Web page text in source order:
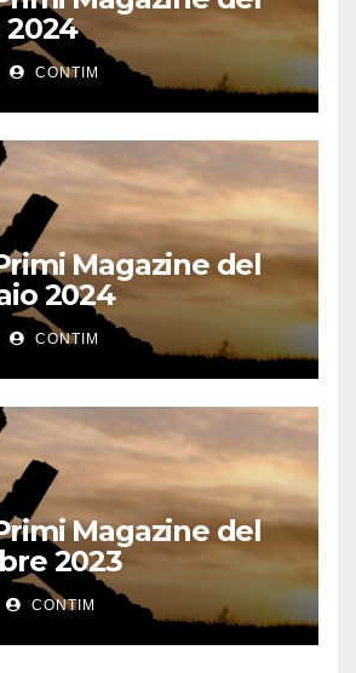
2024
CONTIM
Magazine del
2024
CONTIM
Magazine del
2023
CONTIM